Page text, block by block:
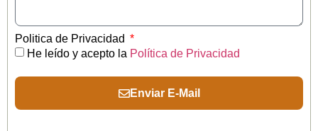
Politica de Privacidad
He leído y acepto la Política de Privacidad
Enviar E-Mail